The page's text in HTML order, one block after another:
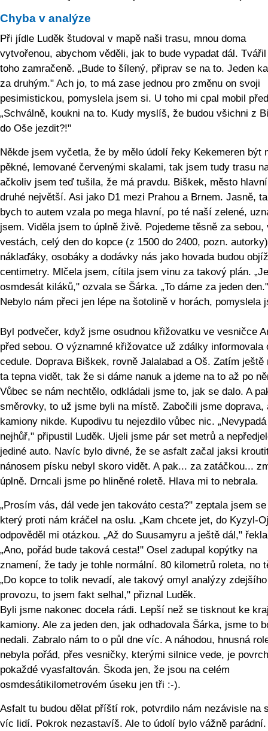
Chyba v analýze
Při jídle Luděk študoval v mapě naši trasu, mnou doma
vytvořenou, abychom věděli, jak to bude vypadat dál.
toho zamračeně. „Bude to šílený, připrav se na to. Jeden
za druhým." Ach jo, to má zase jednou pro změnu on svoji
pesimistickou, pomyslela jsem si. U toho mi cpal mobil
„Schválně, koukni na to. Kudy myslíš, že budou všichni z
do Oše jezdit?!"
Někde jsem vyčetla, že by mělo údolí řeky Kekemeren být
pěkné, lemované červenými skalami, tak jsem tudy trasu
ačkoliv jsem teď tušila, že má pravdu. Biškek, město
druhé největší. Asi jako D1 mezi Prahou a Brnem. Jasně,
bych to autem vzala po mega hlavní, po té naší zelené,
jsem. Viděla jsem to úplně živě. Pojedeme těsně za sebou,
vestách, celý den do kopce (z 1500 do 2400, pozn.
náklaďáky, osobáky a dodávky nás jako hovada budou
centimetry. Mlčela jsem, cítila jsem vinu za takový plán.
osmdesát kiláků," ozvala se Šárka. „To dáme za jeden den."
Nebylo nám přeci jen lépe na šotolině v horách, pomyslela
Byl podvečer, když jsme osudnou křižovatku ve vesničce
před sebou. O významné křižovatce už zdálky informovala
cedule. Doprava Biškek, rovně Jalalabad a Oš. Zatím ještě
ta tepna vidět, tak že si dáme nanuk a jdeme na to až po
Vůbec se nám nechtělo, odkládali jsme to, jak se dalo. A
směrovky, to už jsme byli na místě. Zabočili jsme doprava,
kamiony nikde. Kupodivu tu nejezdilo vůbec nic.
nejhůř," připustil Luděk. Ujeli jsme pár set metrů a
jediné auto. Navíc bylo divné, že se asfalt začal jaksi
nánosem písku nebyl skoro vidět. A pak... za zatáčkou...
úplně. Drncali jsme po hliněné roletě. Hlava mi to nebrala.
„Prosím vás, dál vede jen takováto cesta?" zeptala jsem
který proti nám kráčel na oslu. „Kam chcete jet, do Kyzyl-
odpověděl mi otázkou. „Až do Suusamyru a ještě dál,"
„Ano, pořád bude taková cesta!" Osel zadupal kopýtky na
znamení, že tady je tohle normální. 80 kilometrů roleta, no
„Do kopce to tolik nevadí, ale takový omyl analýzy zdejšího
provozu, to jsem fakt selhal," přiznal Luděk.
Byli jsme nakonec docela rádi. Lepší než se tisknout ke
kamiony. Ale za jeden den, jak odhadovala Šárka, jsme to
nedali. Zabralo nám to o půl dne víc. A náhodou, hnusná
nebyla pořád, přes vesničky, kterými silnice vede, je povrch
pokaždé vyasfaltován. Škoda jen, že jsou na celém
osmdesátikilometrovém úseku jen tři :-).
Asfalt tu budou dělat příští rok, potvrdilo nám nezávisle na
víc lidí. Pokrok nezastavíš. Ale to údolí bylo vážně parádní.